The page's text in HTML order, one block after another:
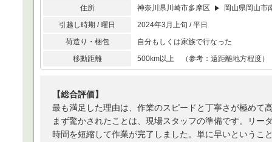
住所
神奈川県川崎市多摩区
岡山県岡山市
引越し時期 / 曜日
2024年3月上旬 / 平日
荷造り・梱包
自分もしくは家族で行なった
移動距離
500km以上 （参考：遠距離地方程度）
【総合評価】
最も満足した理由は、作業のスピードと丁寧さが極めて
まず驚かされたことは、現場スタッフの準備です。リ
時間を短縮して作業が完了しました。単に早いというこ